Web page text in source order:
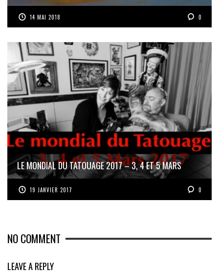
14 MAI 2018 0
LE MONDIAL DU TATOUAGE 2017 – 3, 4 ET 5 MARS
19 JANVIER 2017 0
NO COMMENT
LEAVE A REPLY